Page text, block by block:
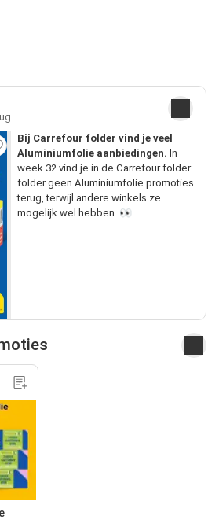
Bij Carrefour folder vind je veel
Aluminiumfolie aanbiedingen. In
week 32 vind je in de Carrefour folder
folder geen Aluminiumfolie promoties
terug, terwijl andere winkels ze
mogelijk wel hebben. 👀